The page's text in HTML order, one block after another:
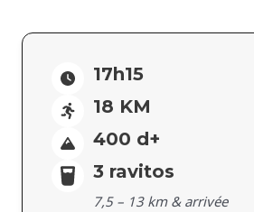
17h15
18 KM
400 d+
3 ravitos
7,5 – 13 km & arrivée